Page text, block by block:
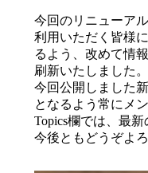
今回のリニューア
利用いただく皆様
るよう、改めて情
刷新いたしました。
今回公開しました
となるよう常にメ
Topics欄では、最
今後ともどうぞよ